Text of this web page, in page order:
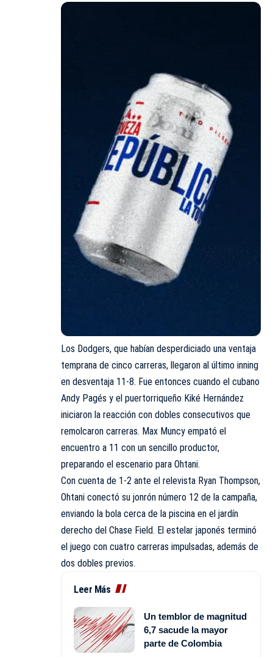
Los Dodgers, que habían desperdiciado una ventaja
temprana de cinco carreras, llegaron al último inning
en desventaja 11-8. Fue entonces cuando el cubano
Andy Pagés y el puertorriqueño Kiké Hernández
iniciaron la reacción con dobles consecutivos que
remolcaron carreras. Max Muncy empató el
encuentro a 11 con un sencillo productor,
preparando el escenario para Ohtani.
Con cuenta de 1-2 ante el relevista Ryan Thompson,
Ohtani conectó su jonrón número 12 de la campaña,
enviando la bola cerca de la piscina en el jardín
derecho del Chase Field. El estelar japonés terminó
el juego con cuatro carreras impulsadas, además de
dos dobles previos.
Leer Más
Un temblor de magnitud
6,7 sacude la mayor
parte de Colombia